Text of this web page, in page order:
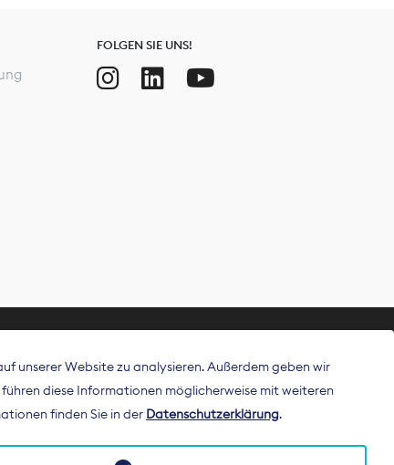
FOLGEN SIE UNS!
als
in
unserer Website zu analysieren. Außerdem geben wir
diese Informationen möglicherweise mit weiteren
finden Sie in der Datenschutzerklärung.